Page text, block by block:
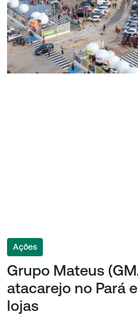
Ações
Grupo Mateus
atacarejo no Pará
lojas